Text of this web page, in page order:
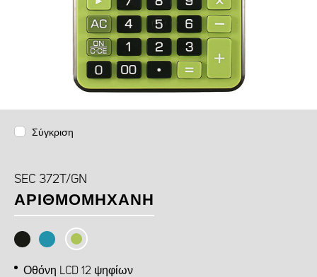
Σύγκριση
SEC 372T/GN
ΑΡΙΘΜΟΜΗΧΑΝΉ
Οθόνη LCD 12 ψηφίων